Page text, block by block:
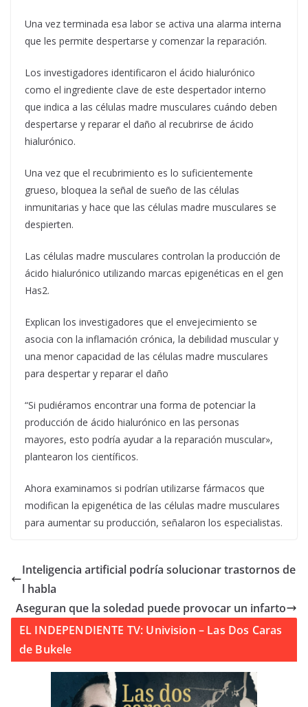
Una vez terminada esa labor se activa una alarma interna
que les permite despertarse y comenzar la reparación.
Los investigadores identificaron el ácido hialurónico
como el ingrediente clave de este despertador interno
que indica a las células madre musculares cuándo deben
despertarse y reparar el daño al recubrirse de ácido
hialurónico.
Una vez que el recubrimiento es lo suficientemente
grueso, bloquea la señal de sueño de las células
inmunitarias y hace que las células madre musculares se
despierten.
Las células madre musculares controlan la producción de
ácido hialurónico utilizando marcas epigenéticas en el gen
Has2.
Explican los investigadores que el envejecimiento se
asocia con la inflamación crónica, la debilidad muscular y
una menor capacidad de las células madre musculares
para despertar y reparar el daño
“Si pudiéramos encontrar una forma de potenciar la
producción de ácido hialurónico en las personas
mayores, esto podría ayudar a la reparación muscular»,
plantearon los científicos.
Ahora examinamos si podrían utilizarse fármacos que
modifican la epigenética de las células madre musculares
para aumentar su producción, señalaron los especialistas.
Inteligencia artificial podría solucionar trastornos de
l habla
Aseguran que la soledad puede provocar un infarto
EL INDEPENDIENTE TV: Univision – Las Dos Caras
de Bukele